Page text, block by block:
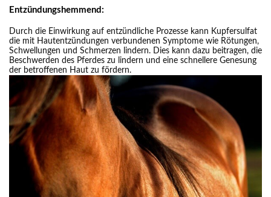
Entzündungshemmend:
Durch die Einwirkung auf entzündliche Prozesse kann Kupfersulfat
die mit Hautentzündungen verbundenen Symptome wie Rötungen,
Schwellungen und Schmerzen lindern. Dies kann dazu beitragen, die
Beschwerden des Pferdes zu lindern und eine schnellere Genesung
der betroffenen Haut zu fördern.